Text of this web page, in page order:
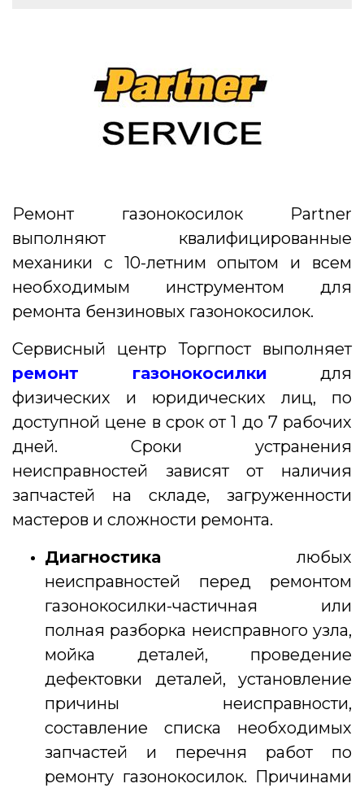
Ремонт газонокосилок Partner
выполняют квалифицированные
механики с 10-летним опытом и всем
необходимым инструментом для
ремонта бензиновых газонокосилок.
Сервисный центр Торгпост выполняет
ремонт газонокосилки для
физических и юридических лиц, по
доступной цене в срок от 1 до 7 рабочих
дней. Сроки устранения
неисправностей зависят от наличия
запчастей на складе, загруженности
мастеров и сложности ремонта.
Диагностика любых
неисправностей перед ремонтом
газонокосилки-частичная или
полная разборка неисправного узла,
мойка деталей, проведение
дефектовки деталей, установление
причины неисправности,
составление списка необходимых
запчастей и перечня работ по
ремонту газонокосилок. Причинами